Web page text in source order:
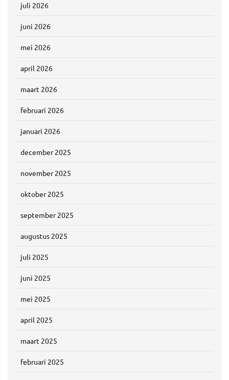
juli 2026
juni 2026
mei 2026
april 2026
maart 2026
februari 2026
januari 2026
december 2025
november 2025
oktober 2025
september 2025
augustus 2025
juli 2025
juni 2025
mei 2025
april 2025
maart 2025
februari 2025